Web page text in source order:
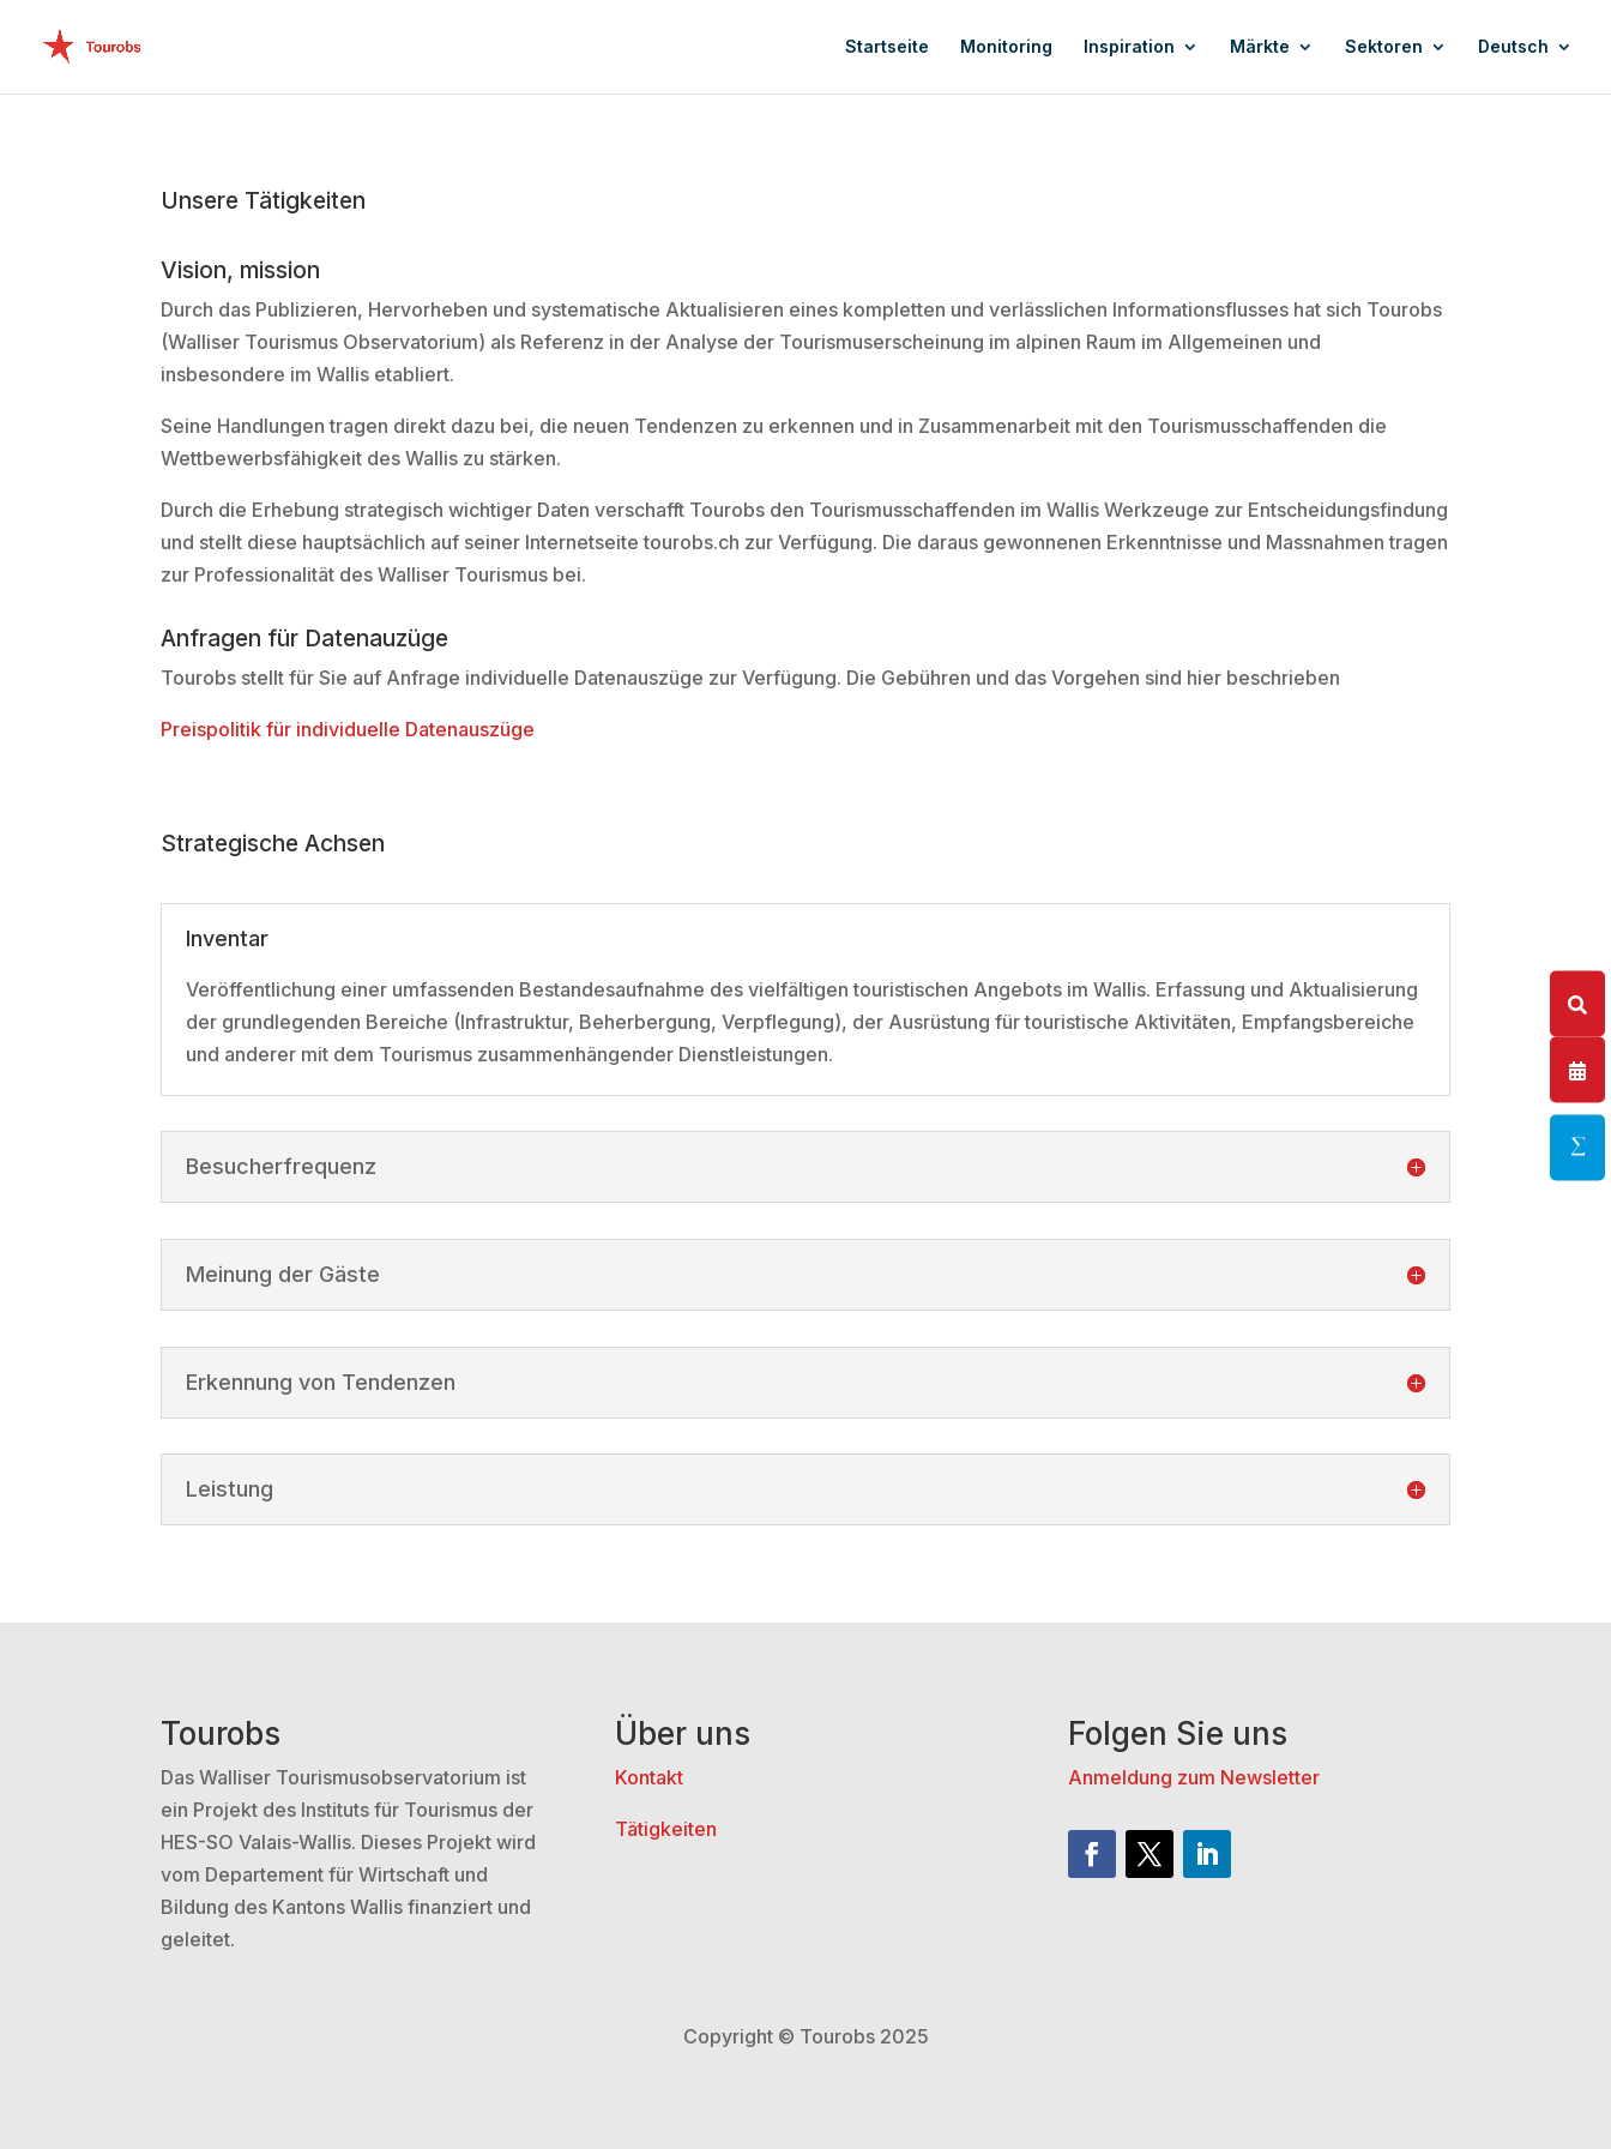
Startseite Monitoring Inspiration Märkte Sektoren Deutsch
Unsere Tätigkeiten
Vision, mission
Durch das Publizieren, Hervorheben und systematische Aktualisieren eines kompletten und verlässlichen Informationsflusses hat sich Tourobs
(Walliser Tourismus Observatorium) als Referenz in der Analyse der Tourismuserscheinung im alpinen Raum im Allgemeinen und
insbesondere im Wallis etabliert.
Seine Handlungen tragen direkt dazu bei, die neuen Tendenzen zu erkennen und in Zusammenarbeit mit den Tourismusschaffenden die
Wettbewerbsfähigkeit des Wallis zu stärken.
Durch die Erhebung strategisch wichtiger Daten verschafft Tourobs den Tourismusschaffenden im Wallis Werkzeuge zur Entscheidungsfindung
und stellt diese hauptsächlich auf seiner Internetseite tourobs.ch zur Verfügung. Die daraus gewonnenen Erkenntnisse und Massnahmen tragen
zur Professionalität des Walliser Tourismus bei.
Anfragen für Datenauzüge
Tourobs stellt für Sie auf Anfrage individuelle Datenauszüge zur Verfügung. Die Gebühren und das Vorgehen sind hier beschrieben
Preispolitik für individuelle Datenauszüge
Strategische Achsen
Inventar
Veröffentlichung einer umfassenden Bestandesaufnahme des vielfältigen touristischen Angebots im Wallis. Erfassung und Aktualisierung
der grundlegenden Bereiche (Infrastruktur, Beherbergung, Verpflegung), der Ausrüstung für touristische Aktivitäten, Empfangsbereiche
und anderer mit dem Tourismus zusammenhängender Dienstleistungen.
Besucherfrequenz
Meinung der Gäste
Erkennung von Tendenzen
Leistung
Tourobs
Das Walliser Tourismusobservatorium ist
ein Projekt des Instituts für Tourismus der
HES-SO Valais-Wallis. Dieses Projekt wird
vom Departement für Wirtschaft und
Bildung des Kantons Wallis finanziert und
geleitet.
Über uns
Kontakt
Tätigkeiten
Folgen Sie uns
Anmeldung zum Newsletter
Copyright © Tourobs 2025